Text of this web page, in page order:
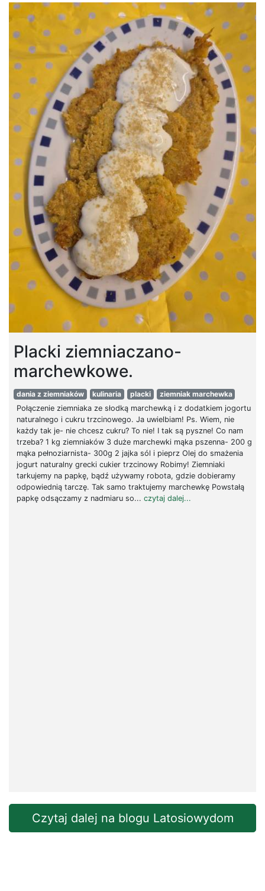
Placki ziemniaczano-
marchewkowe.
dania z ziemniaków kulinaria placki
ziemniak marchewka
Połączenie ziemniaka ze słodką marchewką i z dodatkiem jogortu
naturalnego i cukru trzcinowego. Ja uwielbiam! Ps. Wiem, nie
każdy tak je- nie chcesz cukru? To nie! I tak są pyszne! Co nam
trzeba? 1 kg ziemniaków 3 duże marchewki mąka pszenna- 200 g
mąka pełnoziarnista- 300g 2 jajka sól i pieprz Olej do smażenia
jogurt naturalny grecki cukier trzcinowy Robimy! Ziemniaki
tarkujemy na papkę, bądź używamy robota, gdzie dobieramy
odpowiednią tarczę. Tak samo traktujemy marchewkę Powstałą
papkę odsączamy z nadmiaru so... czytaj dalej...
Czytaj dalej na blogu Latosiowydom